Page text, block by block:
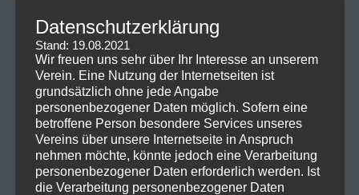
Neueste Kommentare
Datenschutzerklärung
Stand: 19.08.2021
Wir freuen uns sehr über Ihr Interesse an unserem
Verein. Eine Nutzung der Internetseiten ist
grundsätzlich ohne jede Angabe
personenbezogener Daten möglich. Sofern eine
betroffene Person besondere Services unseres
Vereins über unsere Internetseite in Anspruch
nehmen möchte, könnte jedoch eine Verarbeitung
personenbezogener Daten erforderlich werden. Ist
die Verarbeitung personenbezogener Daten